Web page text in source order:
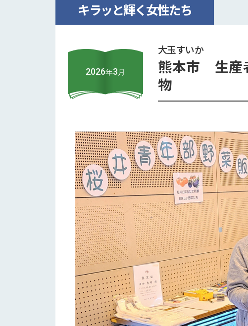
キラッと輝く女性たち
2026年3 月
大玉すいか
熊本市 生産
物